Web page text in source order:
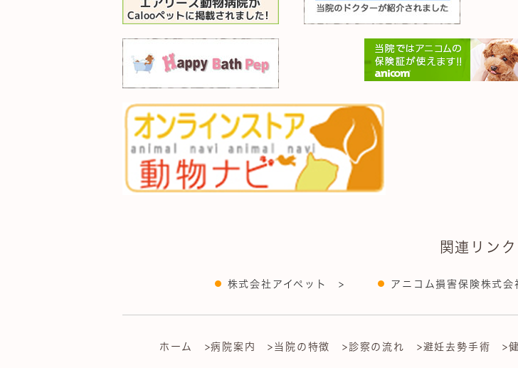
関連リンク
株式会社アイペット > アニコム損害保険株式
ホーム >病院案内 >当院の特徴 >診察の流れ >避妊去勢手術 >